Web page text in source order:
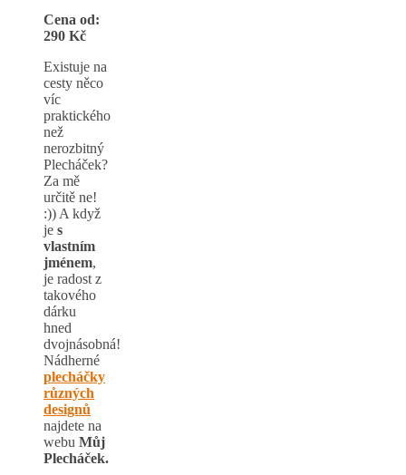
Cena od:
290 Kč
Existuje na
cesty něco
víc
praktického
než
nerozbitný
Plecháček?
Za mě
určitě ne!
:)) A když
je s
vlastním
jménem,
je radost z
takového
dárku
hned
dvojnásobná!
Nádherné
plecháčky
různých
designů
najdete na
webu Můj
Plecháček.